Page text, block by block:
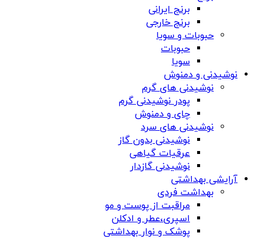
برنج ایرانی
برنج خارجی
حبوبات و سویا
حبوبات
سویا
نوشیدنی و دمنوش
نوشیدنی های گرم
پودر نوشیدنی گرم
چای و دمنوش
نوشیدنی های سرد
نوشیدنی بدون گاز
عرقیات گیاهی
نوشیدنی گازدار
آرایشی بهداشتی
بهداشت فردی
مراقبت از پوست و مو
اسپری،عطر و ادکلن
پوشک و نوار بهداشتی